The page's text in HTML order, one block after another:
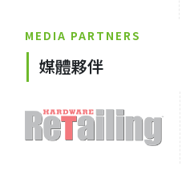
MEDIA PARTNERS
媒體夥伴